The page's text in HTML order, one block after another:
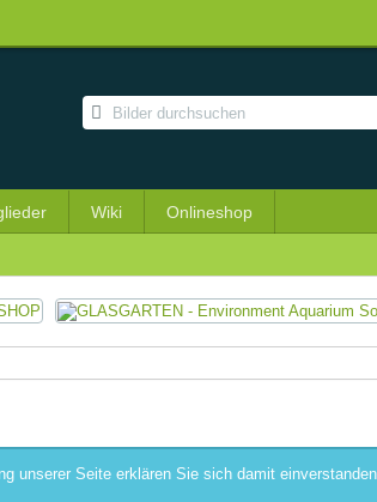
Wiki Onlineshop
unserer Seite erklären Sie sich damit